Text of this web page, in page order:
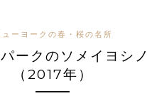
ューヨークの春・桜の名所
ークのソメイヨシノ
（2017年）